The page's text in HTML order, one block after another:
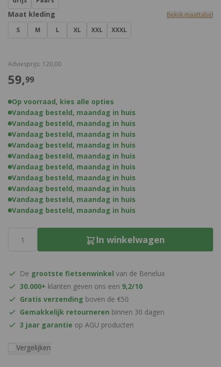
Maat kleding
Bekijk maattabel
S
M L XL XXL XXXL
Adviesprijs: €120,00
€
59,99
Op voorraad, kies alle opties
Vandaag besteld, maandag in huis
Vandaag besteld, maandag in huis
Vandaag besteld, maandag in huis
Vandaag besteld, maandag in huis
Vandaag besteld, maandag in huis
Vandaag besteld, maandag in huis
Vandaag besteld, maandag in huis
Vandaag besteld, maandag in huis
Vandaag besteld, maandag in huis
Vandaag besteld, maandag in huis
In winkelwagen
De grootste fietsenwinkel van de Benelux
30.000+ klanten geven ons een 9,2/10
Gratis verzending boven de €50
Gemakkelijk retourneren binnen 30 dagen
3 jaar garantie op AGU producten
Vergelijken